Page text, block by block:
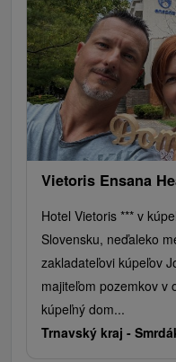
Vietoris Ensana
Hotel Vietoris *** v
Slovensku, neďaleko
zakladateľovi kúpeľov
majiteľom pozemkov v
kúpeľný dom...
Trnavský kraj -